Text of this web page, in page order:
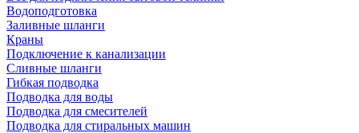
Водоподготовка
Заливные шланги
Краны
Подключение к канализации
Сливные шланги
Гибкая подводка
Подводка для воды
Подводка для смесителей
Подводка для стиральных машин